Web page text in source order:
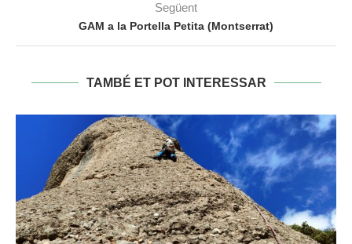
Següent
GAM a la Portella Petita (Montserrat)
TAMBÉ ET POT INTERESSAR